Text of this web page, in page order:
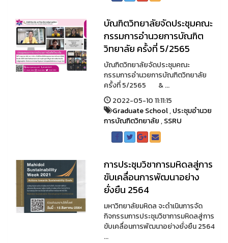
บัณฑิตวิทยาลัยจัดประชุมคณะ
กรรมการอำนวยการบัณฑิต
วิทยาลัย ครั้งที่ 5/2565
บัณฑิตวิทยาลัยจัดประชุมคณะ
กรรมการอำนวยการบัณฑิตวิทยาลัย
ครั้งที่ 5/2565 & ...
2022-05-10 11:11:15
Graduate School,ประชุมอำนวย
การบัณฑิตวิทยาลัย,SSRU
การประชุมวิชาการมหิดลสู่การ
ขับเคลื่อนการพัฒนาอย่าง
ยั่งยืน 2564
มหาวิทยาลัยมหิดล จะดำเนินการจัด
กิจกรรมการประชุมวิชาการมหิดลสู่การ
ขับเคลื่อนการพัฒนาอย่างยั่งยืน 2564
...